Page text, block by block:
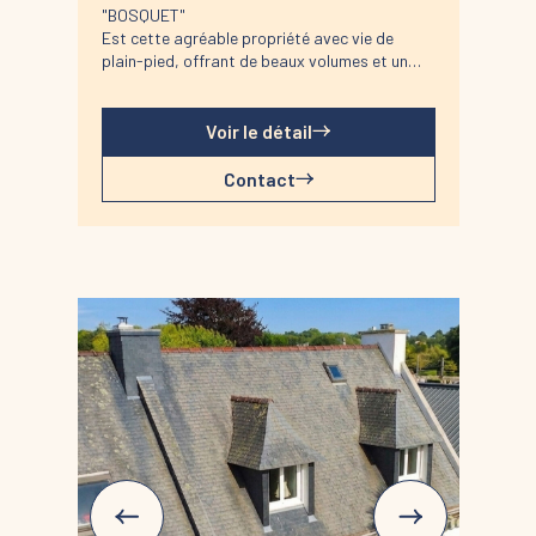
"BOSQUET"
Est cette agréable propriété avec vie de
plain-pied, offrant de beaux volumes et un
jardin spacieux et arboré ainsi que son sous-
sol aux nombreux espaces de rangement
à proximité direct (500 mètres) des
commerces, des écoles et à quelques minutes
La distribution :
Maison élevée sur sous-sol total qui
comprend un garage avec porte motorisée,
une vaste cave, une chaufferie ainsi qu'un
atelier.
Le rez-de-chaussée propose une véranda, une
entrée avec dégagement, un grand
salon/séjour lumineux avec cheminée, une
cuisine aménagée et équipée, deux chambres,
une salle de douche et un WC indépendant.
Voir le détail
Contact